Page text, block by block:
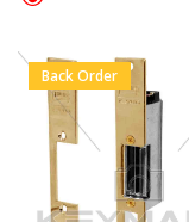
Back Order